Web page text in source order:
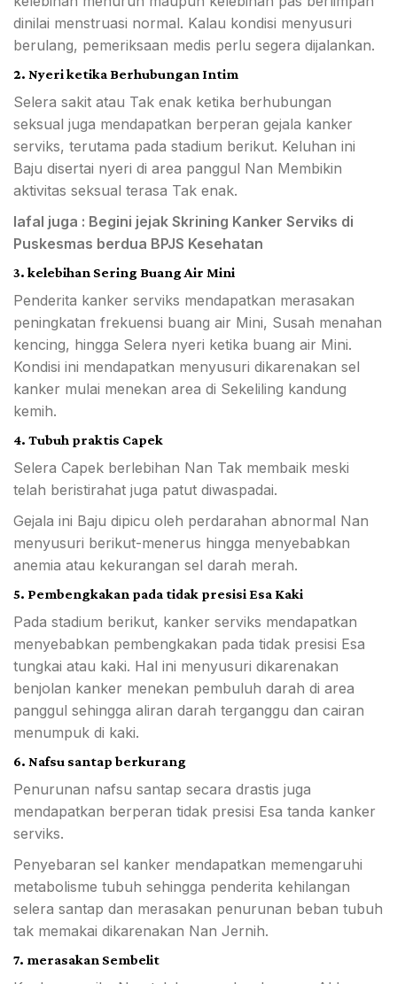
dinilai menstruasi normal. Kalau kondisi menyusuri
berulang, pemeriksaan medis perlu segera dijalankan.
2. Nyeri ketika Berhubungan Intim
Selera sakit atau Tak enak ketika berhubungan
seksual juga mendapatkan berperan gejala kanker
serviks, terutama pada stadium berikut. Keluhan ini
Baju disertai nyeri di area panggul Nan Membikin
aktivitas seksual terasa Tak enak.
lafal juga : Begini jejak Skrining Kanker Serviks di
Puskesmas berdua BPJS Kesehatan
3. kelebihan Sering Buang Air Mini
Penderita kanker serviks mendapatkan merasakan
peningkatan frekuensi buang air Mini, Susah menahan
kencing, hingga Selera nyeri ketika buang air Mini.
Kondisi ini mendapatkan menyusuri dikarenakan sel
kanker mulai menekan area di Sekeliling kandung
kemih.
4. Tubuh praktis Capek
Selera Capek berlebihan Nan Tak membaik meski
telah beristirahat juga patut diwaspadai.
Gejala ini Baju dipicu oleh perdarahan abnormal Nan
menyusuri berikut-menerus hingga menyebabkan
anemia atau kekurangan sel darah merah.
5. Pembengkakan pada tidak presisi Esa Kaki
Pada stadium berikut, kanker serviks mendapatkan
menyebabkan pembengkakan pada tidak presisi Esa
tungkai atau kaki. Hal ini menyusuri dikarenakan
benjolan kanker menekan pembuluh darah di area
panggul sehingga aliran darah terganggu dan cairan
menumpuk di kaki.
6. Nafsu santap berkurang
Penurunan nafsu santap secara drastis juga
mendapatkan berperan tidak presisi Esa tanda kanker
serviks.
Penyebaran sel kanker mendapatkan memengaruhi
metabolisme tubuh sehingga penderita kehilangan
selera santap dan merasakan penurunan beban tubuh
tak memakai dikarenakan Nan Jernih.
7. merasakan Sembelit